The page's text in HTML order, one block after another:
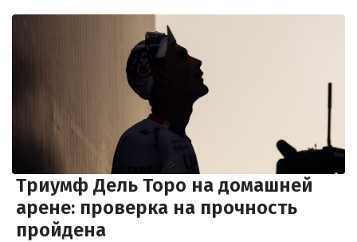
Триумф Дель Торо на домашней
арене: проверка на прочность
пройдена